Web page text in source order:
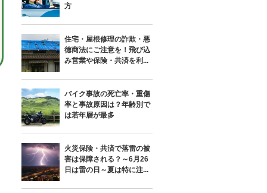
方
住宅・屋根修理の詐欺・悪
徳商法にご注意を！飛び込
み営業や保険・共済を利...
バイク事故の死亡率・重傷
率と事故原因は？年齢別で
は若年層が最多
火災保険・共済で落雷の被
害は保障される？～6月26
日は雷の日～夏は特に注...